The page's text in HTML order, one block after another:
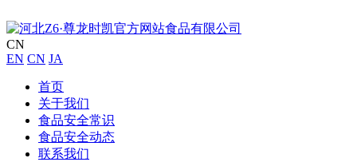
CN
EN CN JA
首页
关于我们
食品安全常识
食品安全动态
联系我们